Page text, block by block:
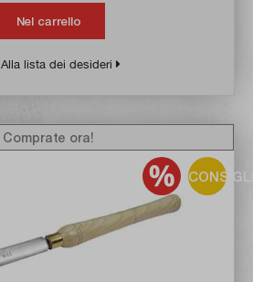
Nel carrello
Alla lista dei desideri
Comprate ora!